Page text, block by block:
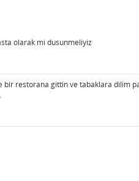
olarak mi dusunmeliyiz
bir restorana gittin ve tabaklara dilim